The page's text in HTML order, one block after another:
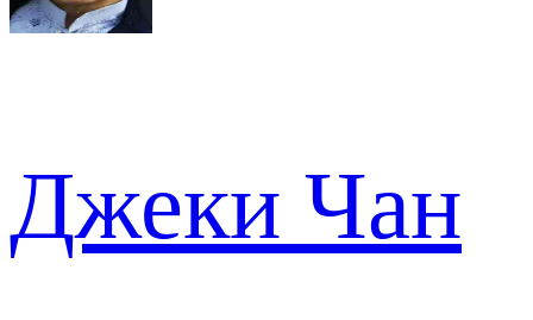
Джеки Чан